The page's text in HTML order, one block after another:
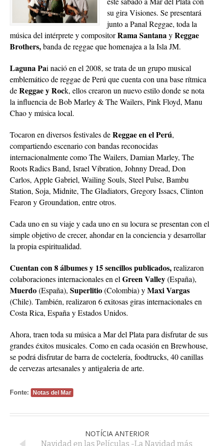
su gira Visiones. Se presentará
junto a Panal Reggae, toda la
música del intérprete y compositorRama SantanayReggae
Brothers,banda de reggae que homenajea a la Isla JM.
Laguna Pai nació en el 2008, se trata de un grupo musical
emblemático de reggae de Perú que cuenta con una base rítmica
deReggae y Rock, ellos crearon un nuevo estilo donde se nota
la influencia de Bob Marley & The Wailers, Pink Floyd, Manu
Chao y música local.
Tocaron en diversos festivales deReggae en el Perú,
compartiendo escenario con bandas reconocidas
internacionalmente como The Wailers, Damian Marley, The
Roots Radics Band, Israel Vibration, Johnny Dread, Don
Carlos, Apple Gabriel, Wailing Souls, Steel Pulse, Bambu
Station, Soja, Midnite, The Gladiators, Gregory Issacs, Clinton
Fearon y Groundation, entre otros.
Cada uno en su viaje y cada uno en su locura se presentan con el
simple objetivo de crecer, ahondar en la conciencia y desarrollar
la propia espiritualidad.
Cuentan con 8 álbumes y 15 sencillos publicados,realizaron
colaboraciones internacionales en el Green Valley(España),
Muerdo(España), Superlitio(Colombia) yMaxi Vargas
(Chile). También, realizaron 6 exitosas giras internacionales en
Costa Rica, España y Estados Unidos.
Ahora, traen toda su música a Mar del Plata para disfrutar de sus
grandes éxitos musicales. Como en cada ocasión en Brewhouse,
se podrá disfrutar de barra de coctelería, foodtrucks, 40 canillas
de cervezas artesanales y antigaleria de arte.
Fonte: Notas del Mar
NOTÍCIA ANTERIOR
Navidad en las Películas -La Navidad más